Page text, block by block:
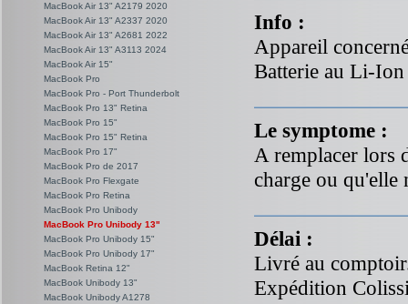
MacBook Air 13" A2179 2020
MacBook Air 13" A2337 2020
MacBook Air 13" A2681 2022
MacBook Air 13" A3113 2024
MacBook Air 15"
MacBook Pro
MacBook Pro - Port Thunderbolt
MacBook Pro 13" Retina
MacBook Pro 15"
MacBook Pro 15" Retina
MacBook Pro 17"
MacBook Pro de 2017
MacBook Pro Flexgate
MacBook Pro Retina
MacBook Pro Unibody
MacBook Pro Unibody 13"
MacBook Pro Unibody 15"
MacBook Pro Unibody 17"
MacBook Retina 12"
MacBook Unibody 13"
MacBook Unibody A1278
Info :
Appareil
Batterie au Li-
Le symptome :
A remplacer lors
charge ou qu'elle
Délai :
Livré au
Expédition